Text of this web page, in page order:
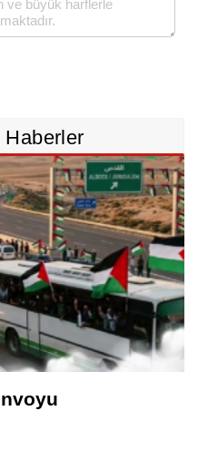
Haberler